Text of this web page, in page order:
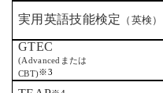
実用英語技能検定 （英検）
GTEC
(Advanced または
CBT)※3